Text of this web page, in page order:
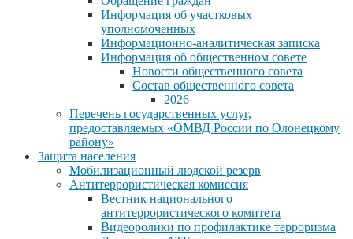
Информация об участковых
уполномоченных
Информационно-аналитическая записка
Информация об общественном совете
Новости общественного совета
Состав общественного совета
2026
Перечень государственных услуг,
предоставляемых «ОМВД России по Олонецкому
району»
Защита населения
Мобилизационный людской резерв
Антитеррористическая комиссия
Вестник национального
антитеррористического комитета
Видеоролики по профилактике терроризма